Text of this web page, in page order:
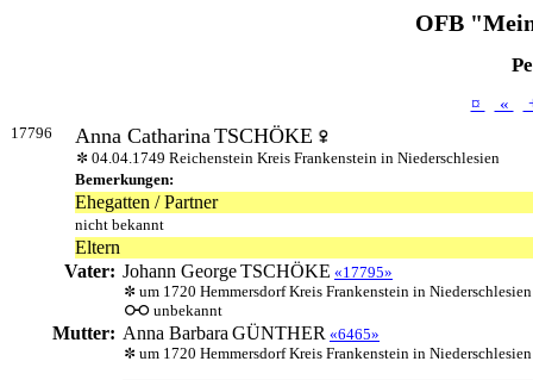
OFB
¤ «
17796 Anna CatharinaTSCHÖKE
04.04.1749 Reichenstein Kreis Frankenstein in Niederschlesien
Bemerkungen:
Ehegatten / Partner
nicht bekannt
Eltern
Vater: Johann GeorgeTSCHÖKE «17795»
um 1720 Hemmersdorf Kreis Frankenstein in Niederschlesien
unbekannt
Mutter: Anna Barbara GÜNTHER «6465»
um 1720 Hemmersdorf Kreis Frankenstein in Niederschlesien